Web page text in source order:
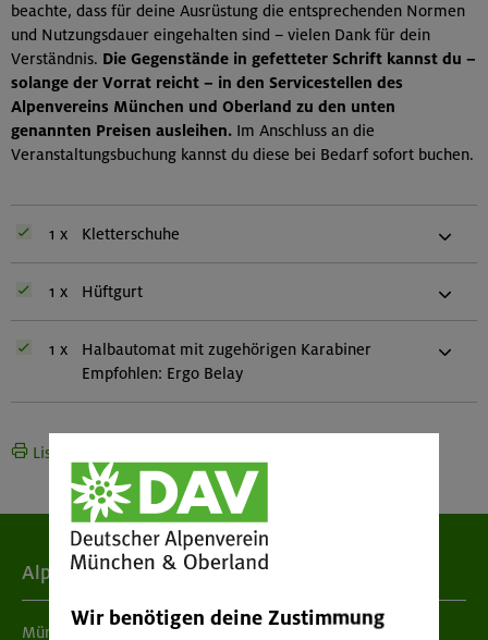
beachte, dass für deine Ausrüstung die entsprechenden Normen
und Nutzungsdauer eingehalten sind – vielen Dank für dein
Verständnis. Die Gegenstände in gefetteter Schrift kannst du –
solange der Vorrat reicht – in den Servicestellen des
Alpenvereins München und Oberland zu den unten
genannten Preisen ausleihen. Im Anschluss an die
Veranstaltungsbuchung kannst du diese bei Bedarf sofort buchen.
1 x Kletterschuhe
1 x Hüftgurt
1 x
Halbautomat mit zugehörigen Karabiner
Empfohlen: Ergo Belay
Liste drucken
Alpenverein
München & Oberland
Wir benötigen deine Zustimmung